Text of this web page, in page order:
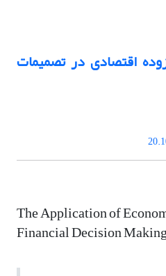
اقتصادی در تصمیمات
The Application of
Financial Decision